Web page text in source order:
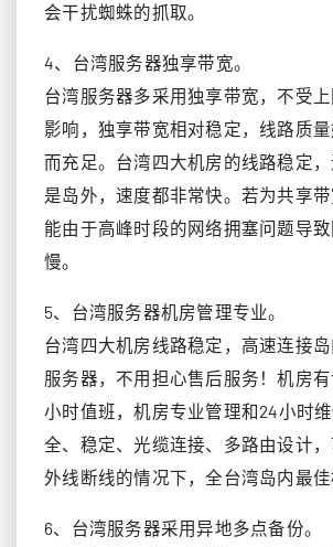
会干扰蜘蛛的抓取。
4、台湾服务器独享带宽。
台湾服务器多采用独享带宽，不受
影响，独享带宽相对稳定，线路质
而充足。台湾四大机房的线路稳定
是岛外，速度都非常快。若为共享
能由于高峰时段的网络拥塞问题导
慢。
5、台湾服务器机房管理专业。
台湾四大机房线路稳定，高速连接
服务器，不用担心售后服务！机房
小时值班，机房专业管理和24小时
全、稳定、光缆连接、多路由设计
外线断线的情况下，全台湾岛内最佳
6、台湾服务器采用异地多点备份。